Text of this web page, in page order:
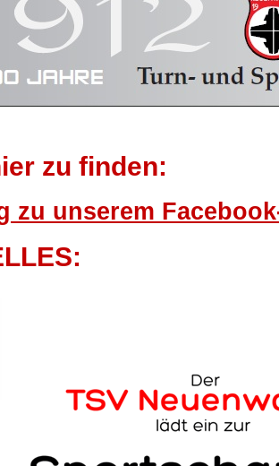
zu finden:
zu unserem